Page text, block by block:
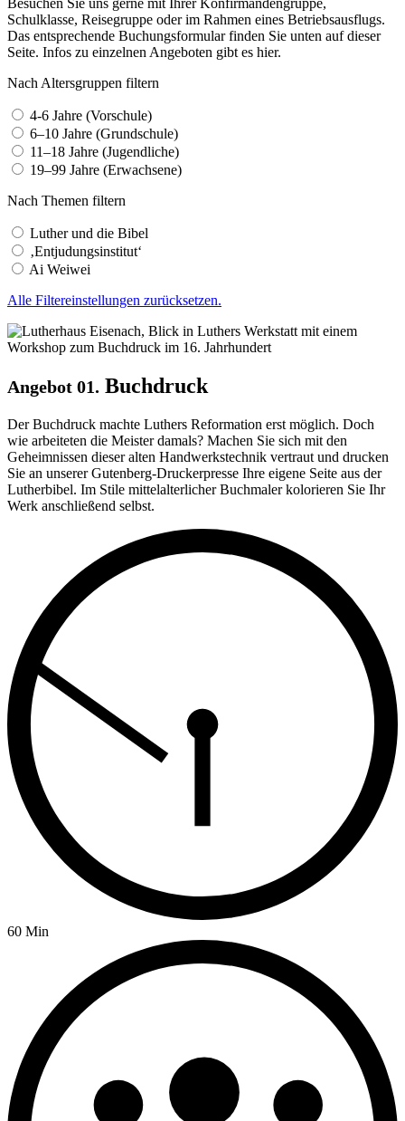
Schulklasse, Reisegruppe oder im Rahmen eines Betriebsausflugs.
Das entsprechende Buchungsformular finden Sie unten auf dieser
Seite. Infos zu einzelnen Angeboten gibt es hier.
Nach Altersgruppen filtern
4-6 Jahre (Vorschule)
6–10 Jahre (Grundschule)
11–18 Jahre (Jugendliche)
19–99 Jahre (Erwachsene)
Nach Themen filtern
Luther und die Bibel
‚Entjudungsinstitut‘
Ai Weiwei
Alle Filtereinstellungen zurücksetzen.
Angebot 01. Buchdruck
Der Buchdruck machte Luthers Reformation erst möglich. Doch
wie arbeiteten die Meister damals? Machen Sie sich mit den
Geheimnissen dieser alten Handwerkstechnik vertraut und drucken
Sie an unserer Gutenberg-Druckerpresse Ihre eigene Seite aus der
Lutherbibel. Im Stile mittelalterlicher Buchmaler kolorieren Sie Ihr
Werk anschließend selbst.
60 Min